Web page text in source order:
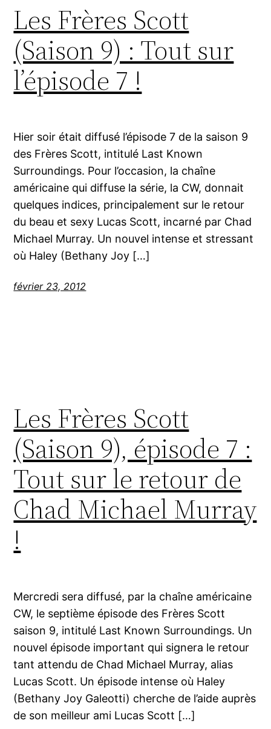
Les Frères Scott
(Saison 9) : Tout sur
l’épisode 7 !
Hier soir était diffusé l’épisode 7 de la saison 9
des Frères Scott, intitulé Last Known
Surroundings. Pour l’occasion, la chaîne
américaine qui diffuse la série, la CW, donnait
quelques indices, principalement sur le retour
du beau et sexy Lucas Scott, incarné par Chad
Michael Murray. Un nouvel intense et stressant
où Haley (Bethany Joy […]
février 23, 2012
Les Frères Scott
(Saison 9), épisode 7 :
Tout sur le retour de
Chad Michael Murray
!
Mercredi sera diffusé, par la chaîne américaine
CW, le septième épisode des Frères Scott
saison 9, intitulé Last Known Surroundings. Un
nouvel épisode important qui signera le retour
tant attendu de Chad Michael Murray, alias
Lucas Scott. Un épisode intense où Haley
(Bethany Joy Galeotti) cherche de l’aide auprès
de son meilleur ami Lucas Scott […]